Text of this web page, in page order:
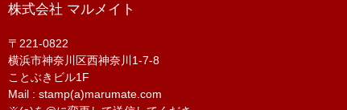
株式会社 マルメイト
〒221-0822
横浜市神奈川区西神奈川1-7-8
ことぶきビル1F
Mail : stamp(a)marumate.com